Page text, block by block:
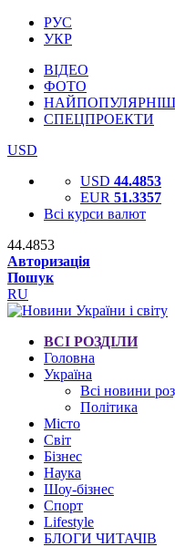
РУС
УКР
ВІДЕО
ФОТО
СПЕЦПРОЕКТИ
USD
USD 44.4853
EUR 51.3357
Всі курси валют
44.4853
Авторизація
Пошук
RU
ВСІ РОЗДІЛИ
Головна
Україна
Всі новини
Політика
Місто
Світ
Бізнес
Наука
Шоу-бізнес
Спорт
Lifestyle
БЛОГИ ЧИТАЧІВ